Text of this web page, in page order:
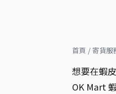
首頁 / 寄貨服
想要在蝦
OK Mart